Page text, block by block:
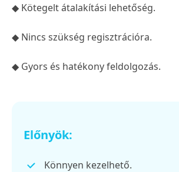
◆ Kötegelt átalakítási lehetőség.
◆ Nincs szükség regisztrációra.
◆ Gyors és hatékony feldolgozás.
Előnyök:
Könnyen kezelhető.